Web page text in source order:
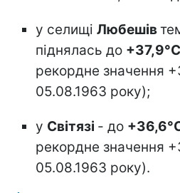
у селищі Любешів
піднялась до +37,9°С
рекордне значення
05.08.1963 року);
у Світязі - до
рекордне значення
05.08.1963 року).